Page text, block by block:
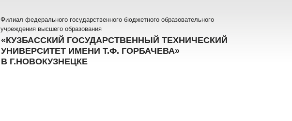
Филиал федерального государственного бюджетного образовательного
учреждения высшего образования
«КУЗБАССКИЙ ГОСУДАРСТВЕННЫЙ ТЕХНИЧЕСКИЙ
УНИВЕРСИТЕТ ИМЕНИ Т.Ф. ГОРБАЧЕВА»
В Г.НОВОКУЗНЕЦКЕ